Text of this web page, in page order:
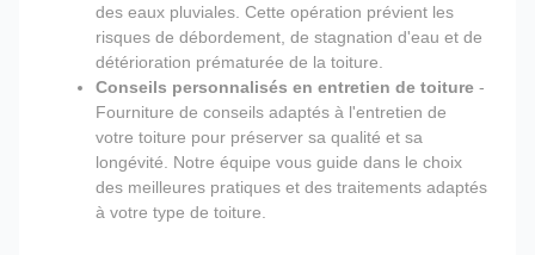
des eaux pluviales. Cette opération prévient les
risques de débordement, de stagnation d'eau et de
détérioration prématurée de la toiture.
Conseils personnalisés en entretien de toiture -
Fourniture de conseils adaptés à l'entretien de
votre toiture pour préserver sa qualité et sa
longévité. Notre équipe vous guide dans le choix
des meilleures pratiques et des traitements adaptés
à votre type de toiture.